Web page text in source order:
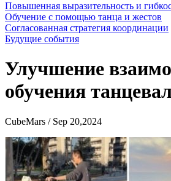
Повышенная выразительность и
Обучение с помощью танца и жестов
Согласованная стратегия координации
Будущие события
Улучшение
обучения
CubeMars / Sep 20,2024